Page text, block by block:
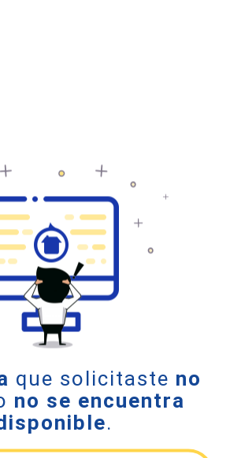
que solicitaste no
no se encuentra
.